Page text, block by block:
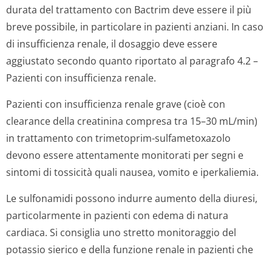
durata del trattamento con Bactrim deve essere il più
breve possibile, in particolare in pazienti anziani. In caso
di insufficienza renale, il dosaggio deve essere
aggiustato secondo quanto riportato al paragrafo 4.2 –
Pazienti con insufficienza renale.
Pazienti con insufficienza renale grave (cioè con
clearance della creatinina compresa tra 15–30 mL/min)
in trattamento con trimetoprim-sulfametoxazolo
devono essere attentamente monitorati per segni e
sintomi di tossicità quali nausea, vomito e iperkaliemia.
Le sulfonamidi possono indurre aumento della diuresi,
particolarmente in pazienti con edema di natura
cardiaca. Si consiglia uno stretto monitoraggio del
potassio sierico e della funzione renale in pazienti che